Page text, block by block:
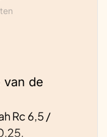
van de
Rc 6,5 /